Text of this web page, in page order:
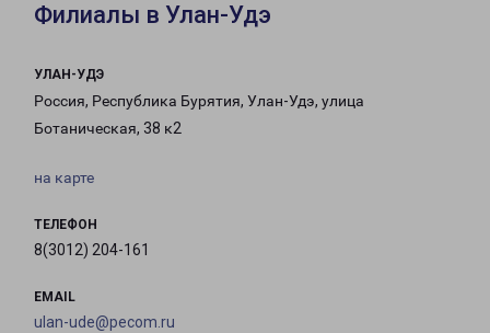
Филиалы в Улан-Удэ
УЛАН-УДЭ
Россия, Республика Бурятия, Улан-Удэ, улица
Ботаническая, 38 к2
на карте
ТЕЛЕФОН
8(3012) 204-161
EMAIL
ulan-ude@pecom.ru